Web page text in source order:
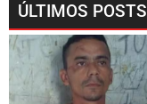
ÚLTIMOS POSTS